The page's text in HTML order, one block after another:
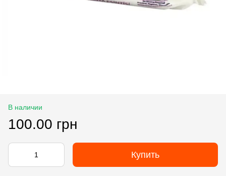
В наличии
100.00 грн
Купить